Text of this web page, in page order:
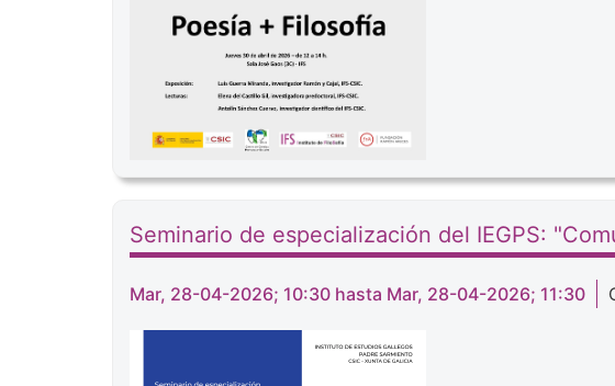
Seminario de especialización del IEGPS:
Mar, 28-04-2026; 10:30 hasta Mar, 28-04-2026; 11:30